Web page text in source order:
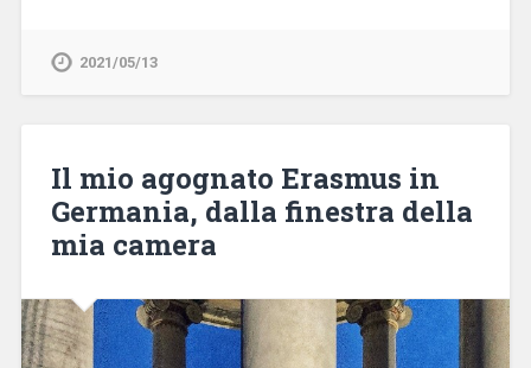
2021/05/13
Il mio agognato Erasmus in
Germania, dalla finestra della
mia camera